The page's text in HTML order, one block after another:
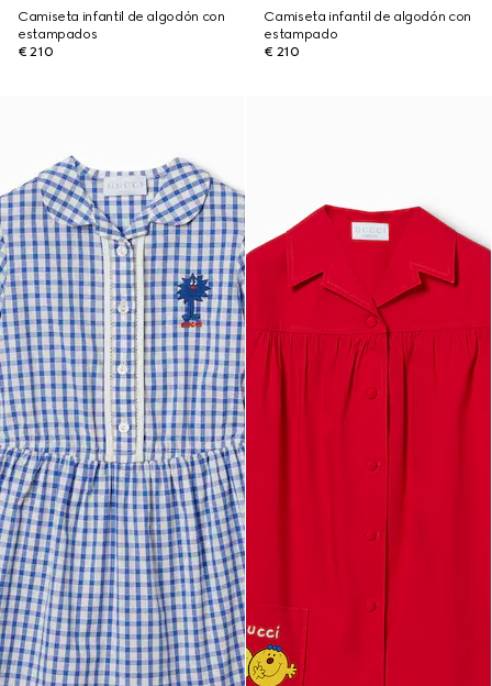
Camiseta infantil de algodón con
estampados
€ 210
Camiseta infantil de algodón con
estampado
€ 210